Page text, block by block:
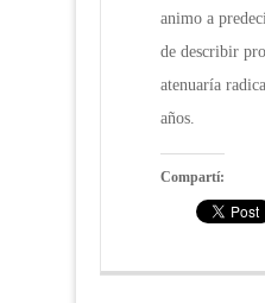
animo a
de describir
atenuaría
años.
Compartí: